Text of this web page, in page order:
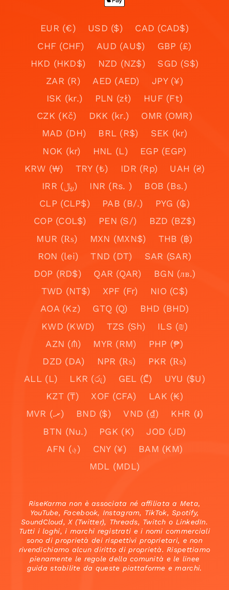
EUR (€) USD ($)
CAD (CAD$)
CHF (CHF)
AUD (AU$)
GBP (£)
HKD (HKD$)
NZD (NZ$)
SGD (S$)
ZAR (R)
AED (AED)
JPY (¥)
ISK (kr.)
PLN (zł)
HUF (Ft)
CZK (Kč)
DKK (kr.)
OMR (OMR)
MAD (DH)
BRL (R$)
SEK (kr)
NOK (kr)
HNL (L)
EGP (EGP)
KRW (₩)
TRY (₺) IDR (Rp)
UAH (₴)
IRR (﷼)
INR (Rs. )
BOB (Bs.)
CLP (CLP$)
PAB (B/.)
PYG (₲)
COP (COL$)
PEN (S/)
BZD (BZ$)
MUR (₨)
MXN (MXN$)
THB (฿)
RON (lei)
TND (DT)
SAR (SAR)
DOP (RD$)
QAR (QAR)
BGN (лв.)
TWD (NT$)
XPF (Fr)
NIO (C$)
AOA (Kz)
GTQ (Q)
BHD (BHD)
KWD (KWD)
TZS (Sh)
ILS (₪)
AZN (₼)
MYR (RM)
PHP (₱)
DZD (DA)
NPR (₨)
PKR (₨)
ALL (L)
LKR (රු) GEL (₾)
UYU ($U)
KZT (₸)
XOF (CFA)
LAK (₭)
MVR (.ރ)
BND ($) VND (₫)
KHR (៛)
BTN (Nu.)
PGK (K)
JOD (JD)
AFN (؋)
CNY (¥)
BAM (KM)
MDL (MDL)
RiseKarma non è associata né affiliata a Meta,
YouTube, Facebook, Instagram, TikTok, Spotify,
SoundCloud, X (Twitter), Threads, Twitch o LinkedIn.
Tutti i loghi, i marchi registrati e i nomi commerciali
sono di proprietà dei rispettivi proprietari, e non
rivendichiamo alcun diritto di proprietà. Rispettiamo
pienamente le regole della comunità e le linee
guida stabilite da queste piattaforme e marchi.